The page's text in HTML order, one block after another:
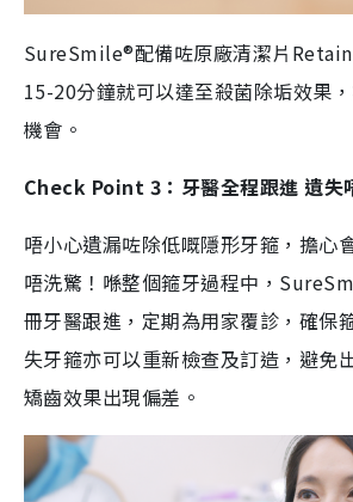
SureSmile®配備咗原廠清潔片
15-20分鐘就可以達至殺菌除垢效果
機會。
Check Point 3：牙醫全程跟進 遺失
唔小心遺漏咗除低嘅隱形牙箍，擔心
唔洗驚！喺整個箍牙過程中，
冊牙醫跟進，定期為用家覆診，確保
失牙箍亦可以重新檢查及訂造，避免
矯齒效果出現偏差。